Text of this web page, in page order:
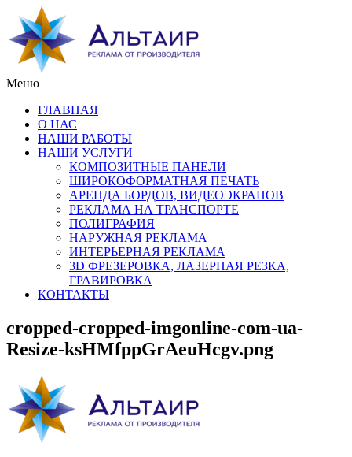
Меню
ГЛАВНАЯ
О НАС
НАШИ РАБОТЫ
НАШИ УСЛУГИ
КОМПОЗИТНЫЕ ПАНЕЛИ
ШИРОКОФОРМАТНАЯ ПЕЧАТЬ
АРЕНДА БОРДОВ, ВИДЕОЭКРАНОВ
РЕКЛАМА НА ТРАНСПОРТЕ
ПОЛИГРАФИЯ
НАРУЖНАЯ РЕКЛАМА
ИНТЕРЬЕРНАЯ РЕКЛАМА
3D ФРЕЗЕРОВКА, ЛАЗЕРНАЯ РЕЗКА,
ГРАВИРОВКА
КОНТАКТЫ
cropped-cropped-imgonline-com-ua-
Resize-ksHMfppGrAeuHcgv.png